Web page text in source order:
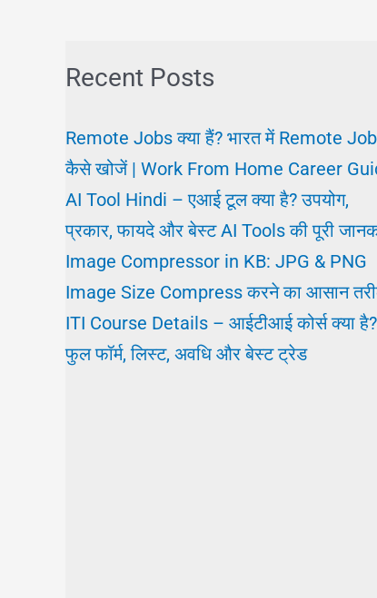
Recent Posts
Remote Jobs क्या हैं? भारत में Remote
कैसे खोजें | Work From Home Career
AI Tool Hindi – एआई टूल क्या है? उपयोग,
प्रकार, फायदे और बेस्ट AI Tools की पूरी
Image Compressor in KB: JPG & PNG
Image Size Compress करने का आसान
ITI Course Details – आईटीआई कोर्स क्या है?
फुल फॉर्म, लिस्ट, अवधि और बेस्ट ट्रेड